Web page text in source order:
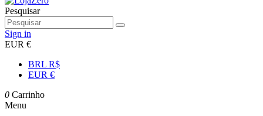
Pesquisar
Sign in
EUR €
BRL R$
EUR €
0 Carrinho
Menu